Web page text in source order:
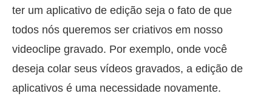
ter um aplicativo de edição seja o fato de que
todos nós queremos ser criativos em nosso
videoclipe gravado. Por exemplo, onde você
deseja colar seus vídeos gravados, a edição de
aplicativos é uma necessidade novamente.